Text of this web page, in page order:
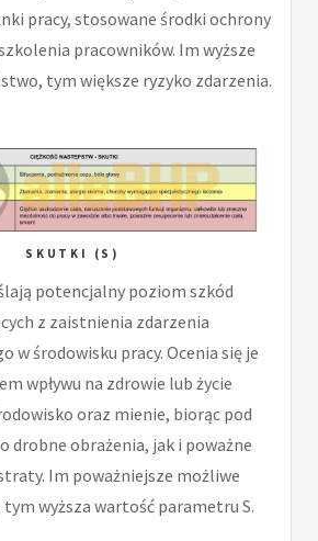
pracy, stosowane środki ochrony
pracowników. Im wyższe
tym większe ryzyko zdarzenia.
SKUTKI (S)
potencjalny poziom szkód
z zaistnienia zdarzenia
w środowisku pracy. Ocenia się je
wpływu na zdrowie lub życie
oraz mienie, biorąc pod
drobne obrażenia, jak i poważne
Im poważniejsze możliwe
wyższa wartość parametru S.